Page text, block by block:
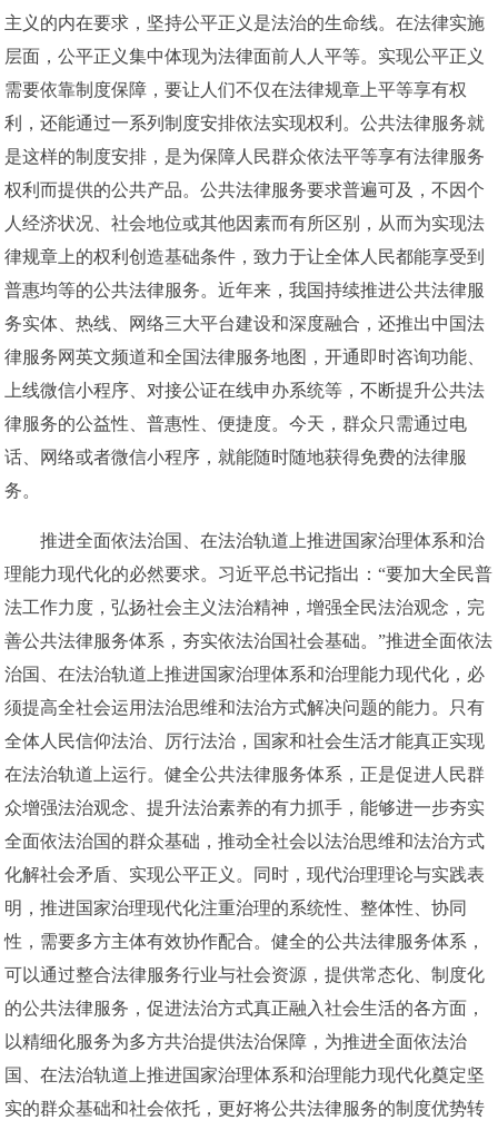
主义的内在要求，坚持公平正义是法治的生命线。在法律实施
层面，公平正义集中体现为法律面前人人平等。实现公平正义
需要依靠制度保障，要让人们不仅在法律规章上平等享有权
利，还能通过一系列制度安排依法实现权利。公共法律服务就
是这样的制度安排，是为保障人民群众依法平等享有法律服务
权利而提供的公共产品。公共法律服务要求普遍可及，不因个
人经济状况、社会地位或其他因素而有所区别，从而为实现法
律规章上的权利创造基础条件，致力于让全体人民都能享受到
普惠均等的公共法律服务。近年来，我国持续推进公共法律服
务实体、热线、网络三大平台建设和深度融合，还推出中国法
律服务网英文频道和全国法律服务地图，开通即时咨询功能、
上线微信小程序、对接公证在线申办系统等，不断提升公共法
律服务的公益性、普惠性、便捷度。今天，群众只需通过电
话、网络或者微信小程序，就能随时随地获得免费的法律服
务。
推进全面依法治国、在法治轨道上推进国家治理体系和治
理能力现代化的必然要求。习近平总书记指出：“要加大全民普
法工作力度，弘扬社会主义法治精神，增强全民法治观念，完
善公共法律服务体系，夯实依法治国社会基础。”推进全面依法
治国、在法治轨道上推进国家治理体系和治理能力现代化，必
须提高全社会运用法治思维和法治方式解决问题的能力。只有
全体人民信仰法治、厉行法治，国家和社会生活才能真正实现
在法治轨道上运行。健全公共法律服务体系，正是促进人民群
众增强法治观念、提升法治素养的有力抓手，能够进一步夯实
全面依法治国的群众基础，推动全社会以法治思维和法治方式
化解社会矛盾、实现公平正义。同时，现代治理理论与实践表
明，推进国家治理现代化注重治理的系统性、整体性、协同
性，需要多方主体有效协作配合。健全的公共法律服务体系，
可以通过整合法律服务行业与社会资源，提供常态化、制度化
的公共法律服务，促进法治方式真正融入社会生活的各方面，
以精细化服务为多方共治提供法治保障，为推进全面依法治
国、在法治轨道上推进国家治理体系和治理能力现代化奠定坚
实的群众基础和社会依托，更好将公共法律服务的制度优势转